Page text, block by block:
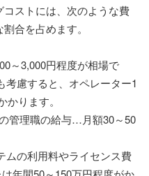
ストには、次のような費
合を占めます。
～3,000円程度が相場で
慮すると、オペレーター1
ります。
管理職の給与…月額30～50
の利用料やライセンス費